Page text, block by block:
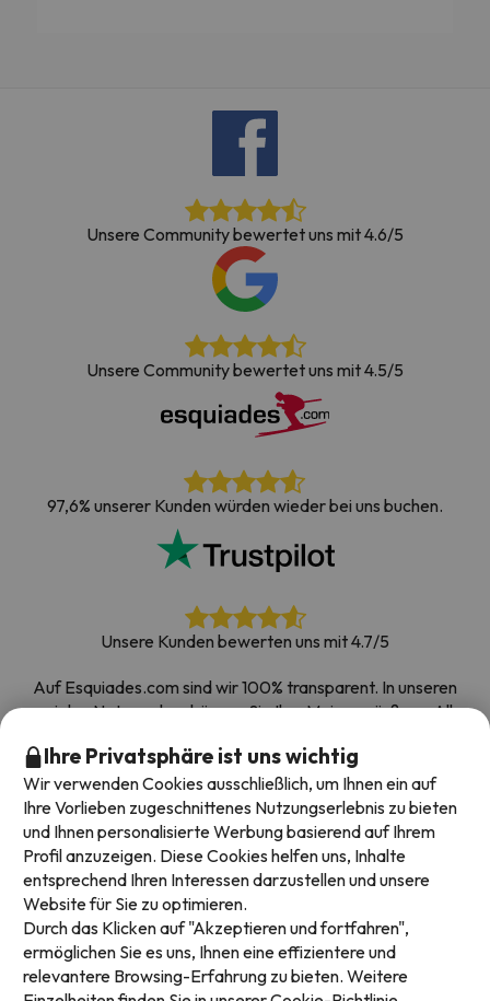
Unsere Community bewertet uns mit 4.6/5
Unsere Community bewertet uns mit 4.5/5
97,6% unserer Kunden würden wieder bei uns buchen.
Unsere Kunden bewerten uns mit 4.7/5
Auf Esquiades.com sind wir 100% transparent. In unseren
sozialen Netzwerken können Sie Ihre Meinung äußern. Alle
stammen von echten Kunden.
Buchen Sie mit Vertrauen |Über 700.000 Menschen
haben ihren Skiurlaub bei Esquiades.com gebucht
Verfügbare Zahlungsarten
Ihre Privatsphäre ist uns wichtig
Wir verwenden Cookies ausschließlich, um Ihnen ein auf
Ihre Vorlieben zugeschnittenes Nutzungserlebnis zu bieten
und Ihnen personalisierte Werbung basierend auf Ihrem
Profil anzuzeigen. Diese Cookies helfen uns, Inhalte
entsprechend Ihren Interessen darzustellen und unsere
Website für Sie zu optimieren.
Durch das Klicken auf "Akzeptieren und fortfahren",
ermöglichen Sie es uns, Ihnen eine effizientere und
relevantere Browsing-Erfahrung zu bieten. Weitere